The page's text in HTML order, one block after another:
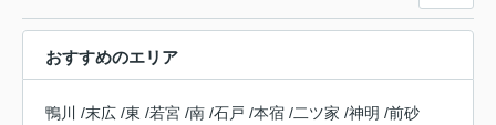
おすすめのエリア
鴨川 /末広 /東 /若宮 /南 /石戸 /本宿 /二ツ家 /神明 /前砂